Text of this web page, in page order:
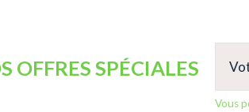
OFFRES SPÉCIALES
Vous